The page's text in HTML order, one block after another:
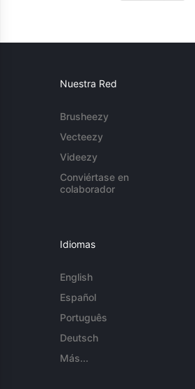
Nuestra Red
Brusheezy
Vecteezy
Videezy
Conviértase en
colaborador
Idiomas
English
Español
Português
Deutsch
Más...